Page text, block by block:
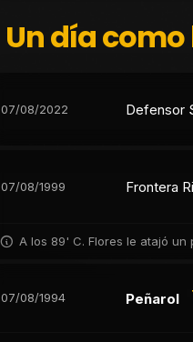
Un día
07/08/2022 Defensor
07/08/1999 Frontera
A los 89' C. Flores le atajó
07/08/1994 Peñarol